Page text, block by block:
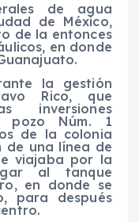
de agua
de México,
de la entonces
en donde
la gestión
Rico, que
inversiones
pozo Núm. 1
de la colonia
de una línea de
viajaba por la
al tanque
en donde se
para después